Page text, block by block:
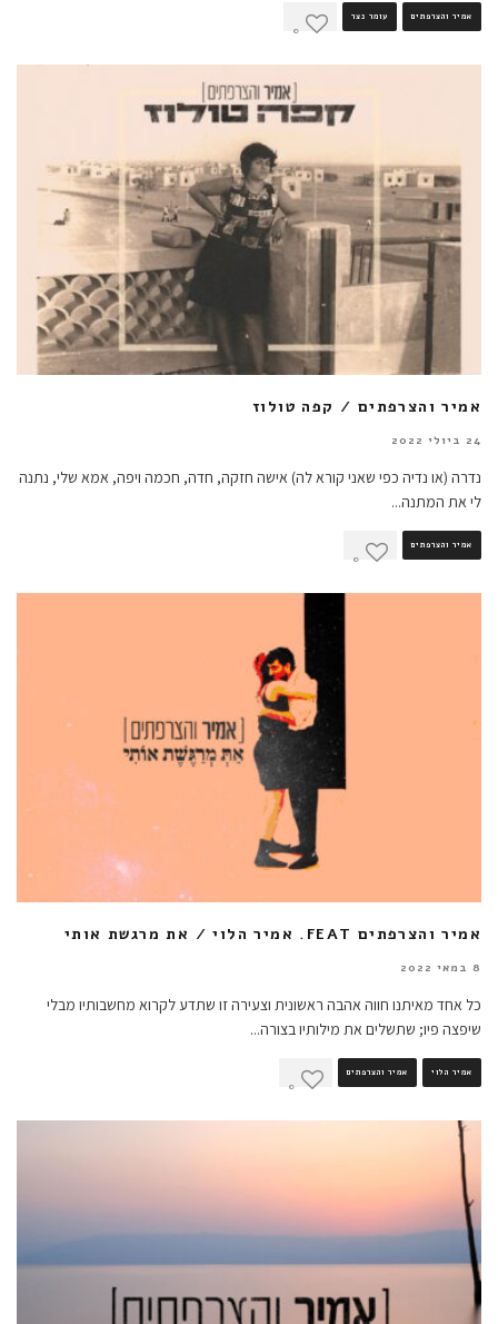
אמיר והצרפתים עומר נצר
0
אמיר והצרפתים / קפה טולוז
24 ביולי 2022
נדרה (או נדיה כפי שאני קורא לה) אישה חזקה, חדה, חכמה ויפה, אמא שלי, נתנה
לי את המתנה...
אמיר והצרפתים
0
אמיר והצרפתים FEAT. אמיר הלוי / את מרגשת אותי
8 במאי 2022
כל אחד מאיתנו חווה אהבה ראשונית וצעירה זו שתדע לקרוא מחשבותיו מבלי
שיפצה פיו; שתשלים את מילותיו בצורה...
אמיר הלוי אמיר והצרפתים
0